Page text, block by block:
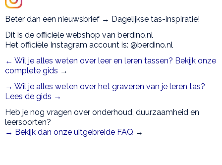
Beter dan een nieuwsbrief → Dagelijkse tas-inspiratie!
Dit is de officiële webshop van berdino.nl
Het officiële Instagram account is: @berdino.nl
← Wil je alles weten over leer en leren tassen? Bekijk onze
complete gids →
→ Wil je alles weten over het graveren van je leren tas?
Lees de gids →
Heb je nog vragen over onderhoud, duurzaamheid en
leersoorten?
→ Bekijk dan onze uitgebreide FAQ →